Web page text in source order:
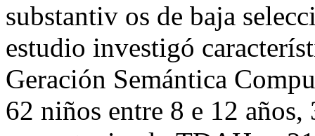
substantiv os de baja
estudio investigó
Geración Semántica
62 niños entre 8 e 12